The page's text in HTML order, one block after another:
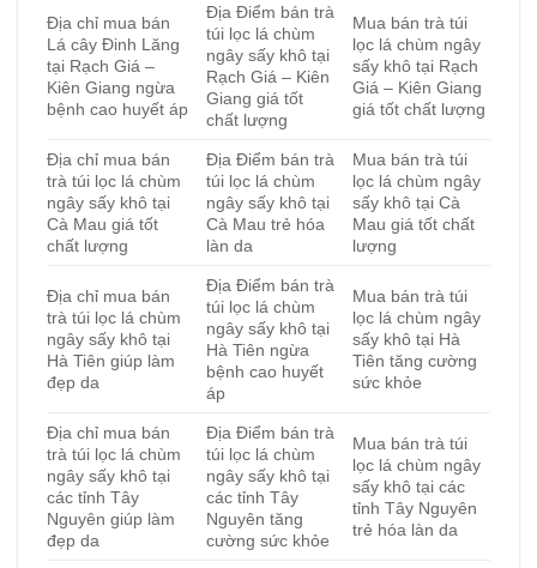
Địa chỉ mua bán
Lá cây Đinh Lăng
tại Rạch Giá –
Kiên Giang ngừa
bệnh cao huyết áp
Địa Điểm bán trà
túi lọc lá chùm
ngây sấy khô tại
Rạch Giá – Kiên
Giang giá tốt
chất lượng
Mua bán trà túi
lọc lá chùm ngây
sấy khô tại Rạch
Giá – Kiên Giang
giá tốt chất lượng
Địa chỉ mua bán
trà túi lọc lá chùm
ngây sấy khô tại
Cà Mau giá tốt
chất lượng
Địa Điểm bán trà
túi lọc lá chùm
ngây sấy khô tại
Cà Mau trẻ hóa
làn da
Mua bán trà túi
lọc lá chùm ngây
sấy khô tại Cà
Mau giá tốt chất
lượng
Địa chỉ mua bán
trà túi lọc lá chùm
ngây sấy khô tại
Hà Tiên giúp làm
đẹp da
Địa Điểm bán trà
túi lọc lá chùm
ngây sấy khô tại
Hà Tiên ngừa
bệnh cao huyết
áp
Mua bán trà túi
lọc lá chùm ngây
sấy khô tại Hà
Tiên tăng cường
sức khỏe
Địa chỉ mua bán
trà túi lọc lá chùm
ngây sấy khô tại
các tỉnh Tây
Nguyên giúp làm
đẹp da
Địa Điểm bán trà
túi lọc lá chùm
ngây sấy khô tại
các tỉnh Tây
Nguyên tăng
cường sức khỏe
Mua bán trà túi
lọc lá chùm ngây
sấy khô tại các
tỉnh Tây Nguyên
trẻ hóa làn da